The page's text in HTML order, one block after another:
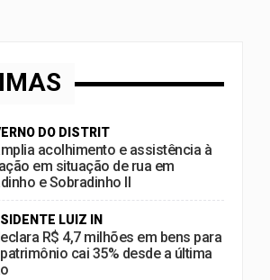
DO DISTRIT
acolhimento e assistência à
em situação de rua em
e Sobradinho II
LUIZ IN
R$ 4,7 milhões em bens para
cai 35% desde a última